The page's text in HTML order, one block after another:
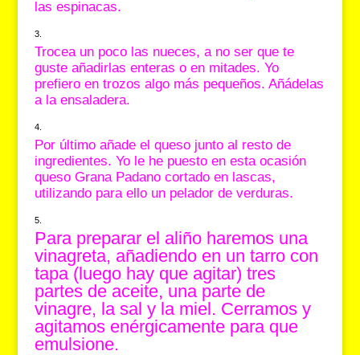
las espinacas.
Trocea un poco las nueces, a no ser que te
guste añadirlas enteras o en mitades. Yo
prefiero en trozos algo más pequeños. Añádelas
a la ensaladera.
Por último añade el queso junto al resto de
ingredientes. Yo le he puesto en esta ocasión
queso Grana Padano cortado en lascas,
utilizando para ello un pelador de verduras.
Para preparar el aliño haremos una
vinagreta, añadiendo en un tarro con
tapa (luego hay que agitar) tres
partes de aceite, una parte de
vinagre, la sal y la miel. Cerramos y
agitamos enérgicamente para que
emulsione.